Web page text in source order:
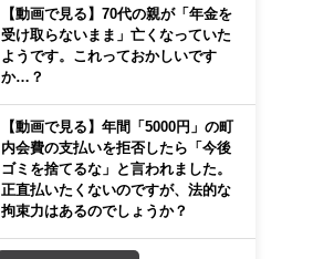
【動画で見る】70代の親が「年金を
受け取らないまま」亡くなっていた
ようです。これっておかしいです
か…？
【動画で見る】年間「5000円」の町
内会費の支払いを拒否したら「今後
ゴミを捨てるな」と言われました。
正直払いたくないのですが、法的な
拘束力はあるのでしょうか？